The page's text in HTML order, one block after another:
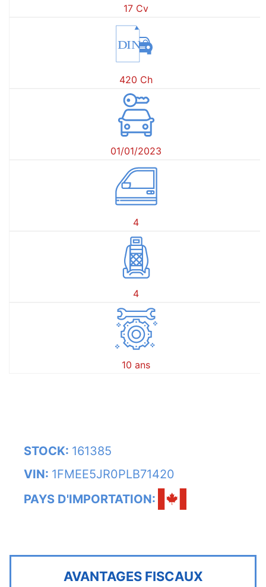
17 Cv
DIN
420 Ch
01/01/2023
4
4
10 ans
STOCK: 161385
VIN: 1FMEE5JR0PLB71420
PAYS D'IMPORTATION:
AVANTAGES FISCAUX